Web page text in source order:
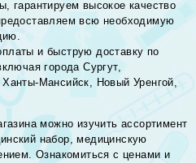
гарантируем высокое качество
всю необходимую
и быструю доставку по
города Сургут,
Мансийск, Новый Уренгой,
можно изучить ассортимент
набор, медицинскую
Ознакомиться с ценами и